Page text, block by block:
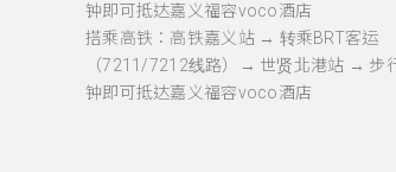
钟即可抵达嘉义福容voco酒店
搭乘高铁：高铁嘉义站 → 转乘BRT客运
（7211/7212线路）→ 世贤北港站 → 步
钟即可抵达嘉义福容voco酒店